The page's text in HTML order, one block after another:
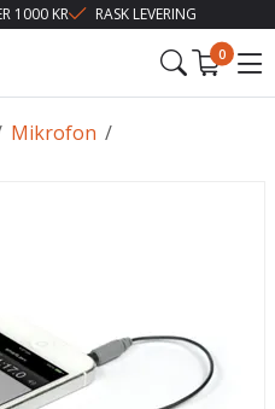
1000 KR RASK LEVERING
0
/
Mikrofon